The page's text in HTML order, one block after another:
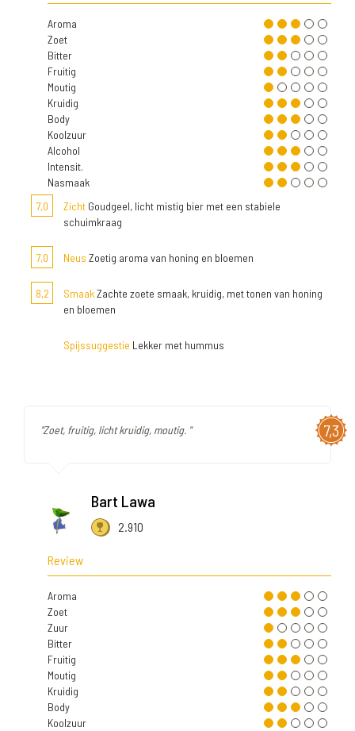
Aroma
Zoet
Bitter
Fruitig
Moutig
Kruidig
Body
Koolzuur
Alcohol
Intensit.
Nasmaak
7,0
Zicht Goudgeel, licht mistig bier met een stabiele
schuimkraag
7,0 Neus Zoetig aroma van honing en bloemen
8,2 SmaakZachte zoete smaak, kruidig, met tonen van honing
en bloemen
Spijssuggestie Lekker met hummus
7,3
"Zoet, fruitig, licht kruidig, moutig. "
Bart Lawa
2.910
Review
Aroma
Zoet
Zuur
Bitter
Fruitig
Moutig
Kruidig
Body
Koolzuur